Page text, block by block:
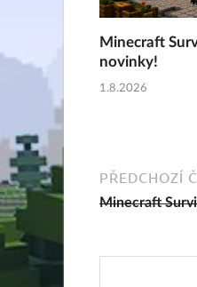
Minecraft
novinky!
1.8.2026
PŘEDCHOZÍ
Minecraft